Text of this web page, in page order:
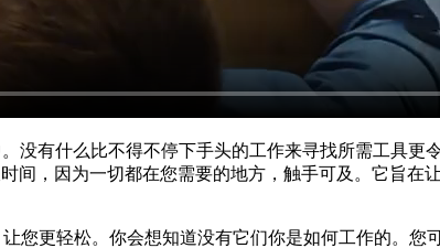
有什么比不得不停下手头的工作来寻找所需工具更
间，因为一切都在您需要的地方，触手可及。它旨在
您更轻松。你会想知道没有它们你是如何工作的。您